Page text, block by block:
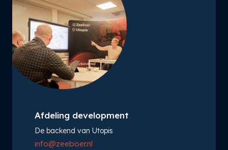
Afdeling development
De backend van Utopis
info@zeeboer.nl